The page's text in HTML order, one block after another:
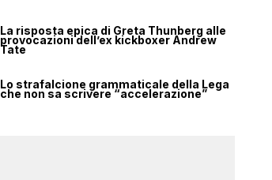
La risposta epica di Greta Thunberg alle
provocazioni dell’ex kickboxer Andrew
Tate
Lo strafalcione grammaticale della Lega
che non sa scrivere “accelerazione”